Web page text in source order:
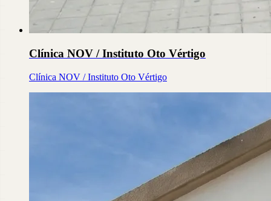
Clínica NOV / Instituto Oto Vértigo
Clínica NOV / Instituto Oto Vértigo